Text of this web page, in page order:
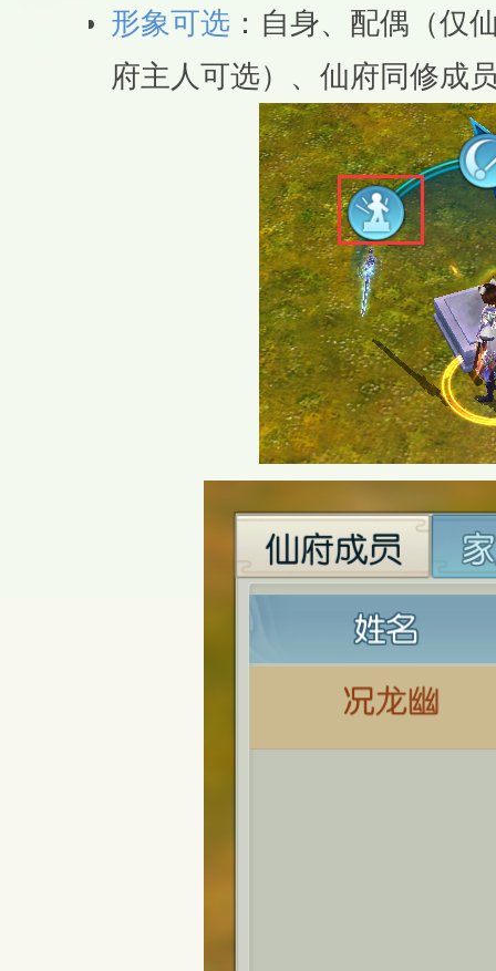
形象可选 ：自身、配偶（仅
府主人可选）、仙府同修成